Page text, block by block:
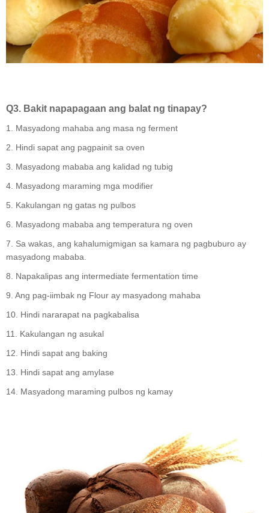
Q3. Bakit napapagaan ang balat ng tinapay?
1. Masyadong mahaba ang masa ng ferment
2. Hindi sapat ang pagpainit sa oven
3. Masyadong mababa ang kalidad ng tubig
4. Masyadong maraming mga modifier
5. Kakulangan ng gatas ng pulbos
6. Masyadong mababa ang temperatura ng oven
7. Sa wakas, ang kahalumigmigan sa kamara ng pagbuburo ay
masyadong mababa.
8. Napakalipas ang intermediate fermentation time
9. Ang pag-iimbak ng Flour ay masyadong mahaba
10. Hindi nararapat na pagkabalisa
11. Kakulangan ng asukal
12. Hindi sapat ang baking
13. Hindi sapat ang amylase
14. Masyadong maraming pulbos ng kamay